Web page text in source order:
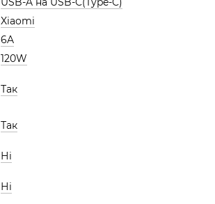
Xiaomi
6A
120W
Так
Так
Ні
Ні